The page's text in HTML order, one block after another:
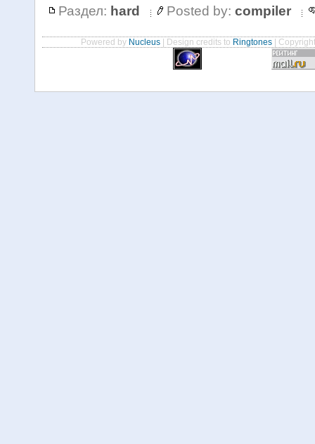
Раздел: hard Posted by: compiler
Powered by Nucleus | Design credits to Ringtones |